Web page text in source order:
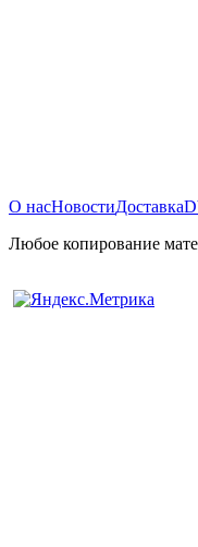
О насНовостиДоставка
Любое копирование